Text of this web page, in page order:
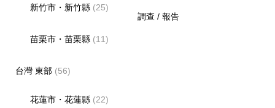
新竹市・新竹縣 (25)
苗栗市・苗栗縣 (11)
台灣 東部(56)
花蓮市・花蓮縣 (22)
調查 / 報告